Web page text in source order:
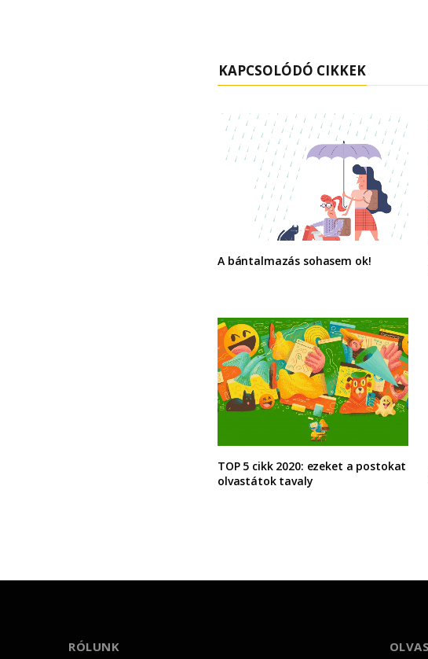
KAPCSOLÓDÓ CIKKEK
A bántalmazás sohasem ok!
TOP 5 cikk 2020: ezeket a postokat
olvastátok tavaly
RÓLUNK